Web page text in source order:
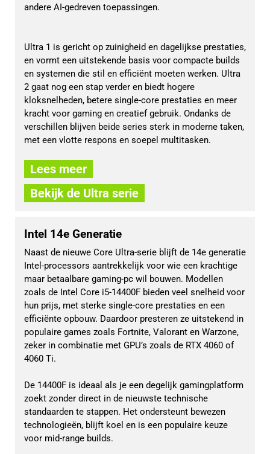
andere AI-gedreven toepassingen.
Ultra 1 is gericht op zuinigheid en dagelijkse prestaties,
en vormt een uitstekende basis voor compacte builds
en systemen die stil en efficiënt moeten werken. Ultra
2 gaat nog een stap verder en biedt hogere
kloksnelheden, betere single-core prestaties en meer
kracht voor gaming en creatief gebruik. Ondanks de
verschillen blijven beide series sterk in moderne taken,
met een vlotte respons en soepel multitasken.
Lees meer
Bekijk de Ultra serie
Intel 14e Generatie
Naast de nieuwe Core Ultra-serie blijft de 14e generatie
Intel-processors aantrekkelijk voor wie een krachtige
maar betaalbare gaming-pc wil bouwen. Modellen
zoals de Intel Core i5-14400F bieden veel snelheid voor
hun prijs, met sterke single-core prestaties en een
efficiënte opbouw. Daardoor presteren ze uitstekend in
populaire games zoals Fortnite, Valorant en Warzone,
zeker in combinatie met GPU’s zoals de RTX 4060 of
4060 Ti.
De 14400F is ideaal als je een degelijk gamingplatform
zoekt zonder direct in de nieuwste technische
standaarden te stappen. Het ondersteunt bewezen
technologieën, blijft koel en is een populaire keuze
voor mid-range builds.